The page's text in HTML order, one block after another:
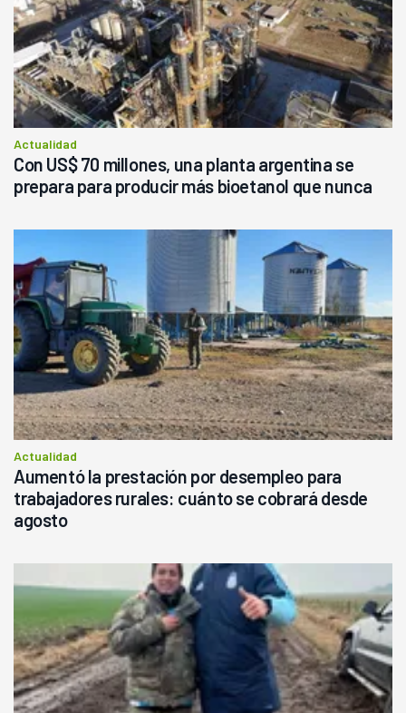
Actualidad
Con US$ 70 millones, una planta argentina se
prepara para producir más bioetanol que nunca
Actualidad
Aumentó la prestación por desempleo para
trabajadores rurales: cuánto se cobrará desde
agosto